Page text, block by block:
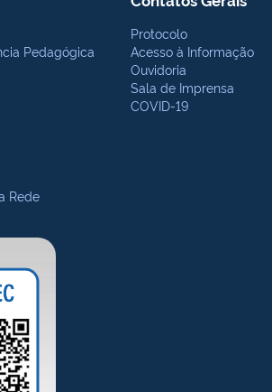
Pedagógica
Rede
Protocolo
Acesso à Informação
Ouvidoria
Sala de Imprensa
COVID-19